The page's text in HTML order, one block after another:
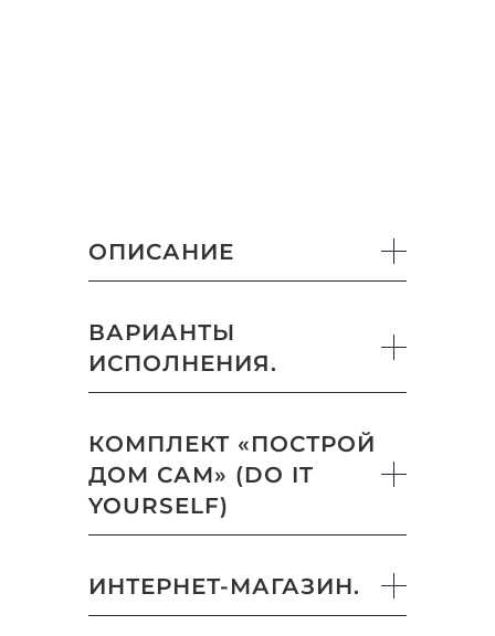
ОПИСАНИЕ
ВАРИАНТЫ
ИСПОЛНЕНИЯ.
КОМПЛЕКТ «ПОСТРОЙ
ДОМ САМ» (DO IT
YOURSELF)
ИНТЕРНЕТ-МАГАЗИН.